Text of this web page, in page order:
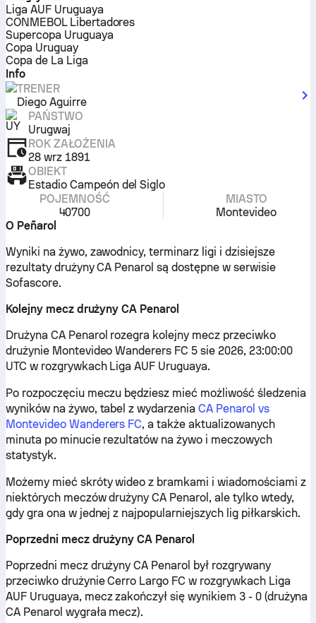
Liga AUF Uruguaya
CONMEBOL Libertadores
Supercopa Uruguaya
Copa Uruguay
Copa de La Liga
Info
TRENER
Diego Aguirre
PAŃSTWO
Urugwaj
ROK ZAŁOŻENIA
28 wrz 1891
OBIEKT
Estadio Campeón del Siglo
POJEMNOŚĆ
40700
MIASTO
Montevideo
O Peñarol
Wyniki na żywo, zawodnicy, terminarz ligi i dzisiejsze
rezultaty drużyny CA Penarol są dostępne w serwisie
Sofascore.
Kolejny mecz drużyny CA Penarol
Drużyna CA Penarol rozegra kolejny mecz przeciwko
drużynie Montevideo Wanderers FC 5 sie 2026, 23:00:00
UTC w rozgrywkach Liga AUF Uruguaya.
Po rozpoczęciu meczu będziesz mieć możliwość śledzenia
wyników na żywo, tabel z wydarzenia CA Penarol vs
Montevideo Wanderers FC, a także aktualizowanych
minuta po minucie rezultatów na żywo i meczowych
statystyk.
Możemy mieć skróty wideo z bramkami i wiadomościami z
niektórych meczów drużyny CA Penarol, ale tylko wtedy,
gdy gra ona w jednej z najpopularniejszych lig piłkarskich.
Poprzedni mecz drużyny CA Penarol
Poprzedni mecz drużyny CA Penarol był rozgrywany
przeciwko drużynie Cerro Largo FC w rozgrywkach Liga
AUF Uruguaya, mecz zakończył się wynikiem 3 - 0 (drużyna
CA Penarol wygrała mecz).